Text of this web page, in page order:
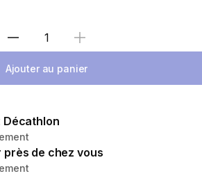
Choisir une quantité
Ajouter au panier
Décathlon
de chez vous